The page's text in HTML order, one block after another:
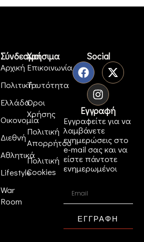
Σύνδεσμοι
Αρχική
Πολιτική
Ελλάδα
Οικονομία
Διεθνή
Αθλητικά
Lifestyle
War
Room
Χρήσιμα
Επικοινωνία
Ταυτότητα
Όροι
Χρήσης
Πολιτική
Απορρήτου
Πολιτική
Cookies
Social
Εγγραφή
Εγγραφείτε για να
λαμβάνετε
ενημερώσεις στο
e-mail σας και να
είστε πάντοτε
ενημερωμένοι
ΕΓΓΡΑΦΗ